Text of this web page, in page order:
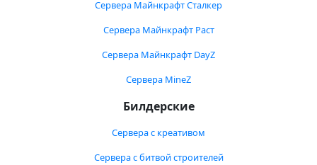
Сервера Майнкрафт Сталкер
Сервера Майнкрафт Раст
Сервера Майнкрафт DayZ
Сервера MineZ
Билдерские
Сервера с креативом
Сервера с битвой строителей